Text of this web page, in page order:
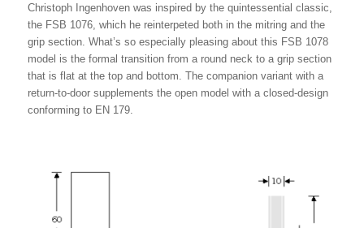
Christoph Ingenhoven was inspired by the quintessential classic,
the FSB 1076, which he reinterpeted both in the mitring and the
grip section. What’s so especially pleasing about this FSB 1078
model is the formal transition from a round neck to a grip section
that is flat at the top and bottom. The companion variant with a
return-to-door supplements the open model with a closed-design
conforming to EN 179.